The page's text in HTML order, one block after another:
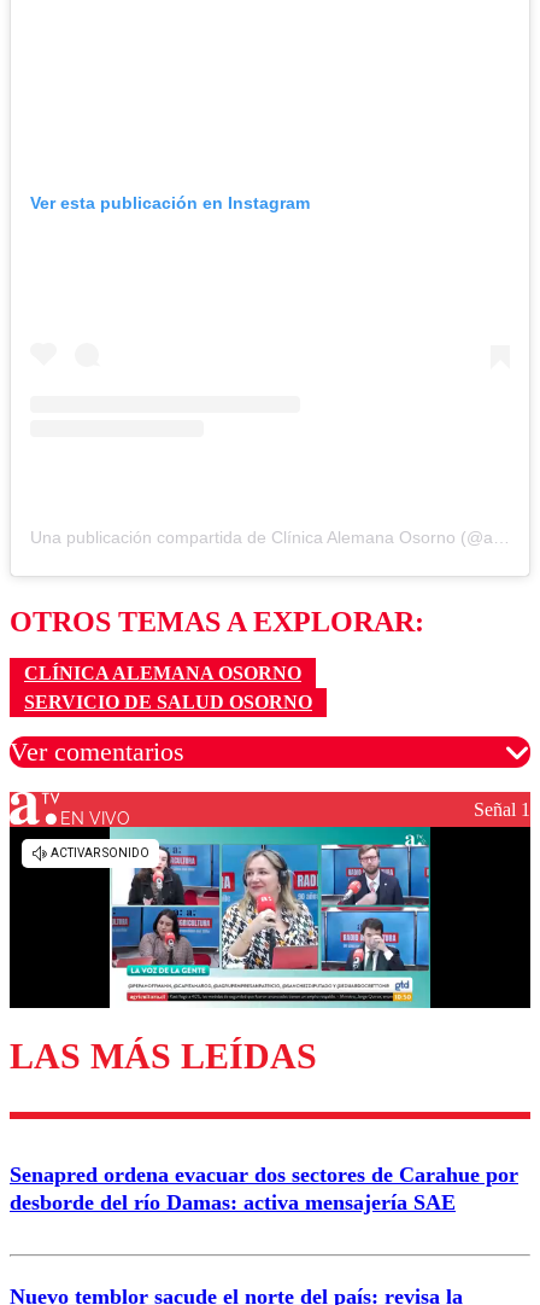
Ver esta publicación en Instagram
Una publicación compartida de Clínica Alemana Osorno (@alemanaosorno)
OTROS TEMAS A EXPLORAR:
CLÍNICA ALEMANA OSORNO
SERVICIO DE SALUD OSORNO
Ver comentarios
Los comentarios son moderados para garantizar un
diálogo respetuoso.
Enviar comentario
EN VIVO Señal 1
LAS MÁS LEÍDAS
Senapred ordena evacuar dos sectores de Carahue por
desborde del río Damas: activa mensajería SAE
Nuevo temblor sacude el norte del país: revisa la